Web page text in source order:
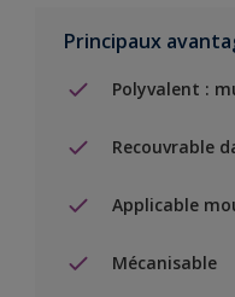
Principaux
Polyvalent :
Recouvrable
Applicable
Mécanisable